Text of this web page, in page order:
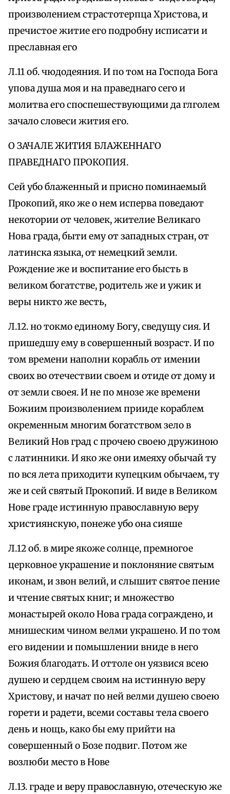
произволением страстотерпца Христова, и
пречистое житие его подробну исписати и
преславная его
Л.11 об. чюдодеяния. И по том на Господа Бога
упова душа моя и на праведнаго сего и
молитва его споспешествующими да глголем
зачало словеси жития его.
О ЗАЧАЛЕ ЖИТИЯ БЛАЖЕННАГО
ПРАВЕДНАГО ПРОКОПИЯ.
Сей убо блаженный и присно поминаемый
Прокопий, яко же о нем исперва поведают
некотории от человек, жителие Великаго
Нова града, быти ему от западных стран, от
латинска языка, от немецкий земли.
Рождение же и воспитание его бысть в
великом богатстве, родитель же и ужик и
веры никто же весть,
Л.12. но токмо единому Богу, сведущу сия. И
пришедшу ему в совершенный возраст. И по
том времени наполни корабль от имении
своих во отечествии своем и отиде от дому и
от земли своея. И не по мнозе же времени
Божиим произволением прииде кораблем
окременным многим богатством зело в
Великий Нов град с прочею своею дружиною
с латинники. И яко же они имеяху обычай ту
по вся лета приходити купецким обычаем, ту
же и сей святый Прокопий. И виде в Великом
Нове граде истинную православную веру
християнскую, понеже убо она сияше
Л.12 об. в мире якоже солнце, премногое
церковное украшение и поклоняние святым
иконам, и звон велий, и слышит святое пение
и чтение святых книг; и множество
монастырей около Нова града сограждено, и
мнишеским чином велми украшено. И по том
его видении и помышлении вниде в него
Божия благодать. И оттоле он уязвися всею
душею и сердцем своим на истинную веру
Христову, и начат по ней велми душею своею
горети и радети, всеми составы тела своего
день и нощь, како бы ему прийти на
совершенный о Бозе подвиг. Потом же
возлюби место в Нове
Л.13. граде и веру православную, отеческую же